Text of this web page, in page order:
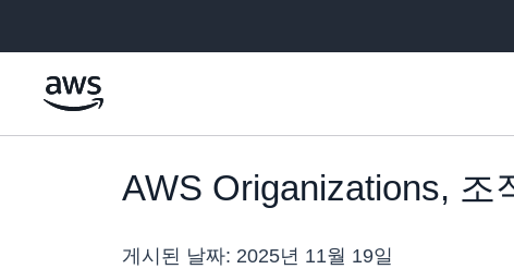
AWS Origanizations, 조
게시된 날짜: 2025년 11월 19일